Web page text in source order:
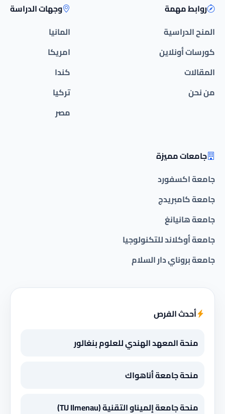
روابط مهمة
المنح الدراسية
كورسات أونلاين
المقالات
من نحن
وجهات الدراسة
المانيا
امريكا
كندا
تركيا
مصر
جامعات مميزة
جامعة اكسفورد
جامعة كامبريدج
جامعة هانيانغ
جامعة أوكلاند للتكنولوجيا
جامعة بروناي دار السلام
أحدث الفرص
منحة المعهد الهندي للعلوم بنغالور
منحة جامعة أناهواك
منحة جامعة إلميناو التقنية (TU Ilmenau)